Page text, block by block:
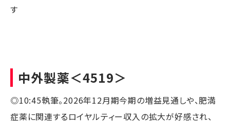
す
中外製薬＜4519＞
◎10:45執筆。2026年12月期今期の増益見通しや、肥満
症薬に関連するロイヤルティー収入の拡大が好感され、